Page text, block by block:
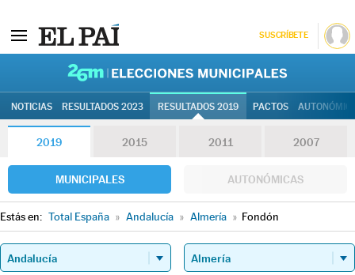
SUSCRÍBETE
NOTICIAS RESULTADOS 2023 RESULTADOS 2019 PACTOS
2019 2015 2011 2007
MUNICIPALES AUTONÓMICAS
Estás en: Total España » Andalucía » Almería » Fondón